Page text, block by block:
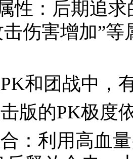
性：后期追
击伤害增加”
和团战中，
版的PK极度
：利用高血